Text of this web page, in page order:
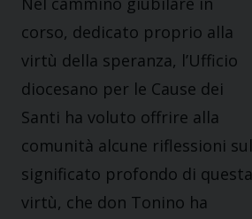
corso, dedicato proprio alla
virtù della speranza, l’Ufficio
diocesano per le Cause dei
Santi ha voluto offrire alla
comunità alcune riflessioni sul
significato profondo di questa
virtù, che don Tonino ha